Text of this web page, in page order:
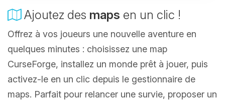
Ajoutez des maps en un clic !
Offrez à vos joueurs une nouvelle aventure en
quelques minutes : choisissez une map
CurseForge, installez un monde prêt à jouer, puis
activez-le en un clic depuis le gestionnaire de
maps. Parfait pour relancer une survie, proposer un